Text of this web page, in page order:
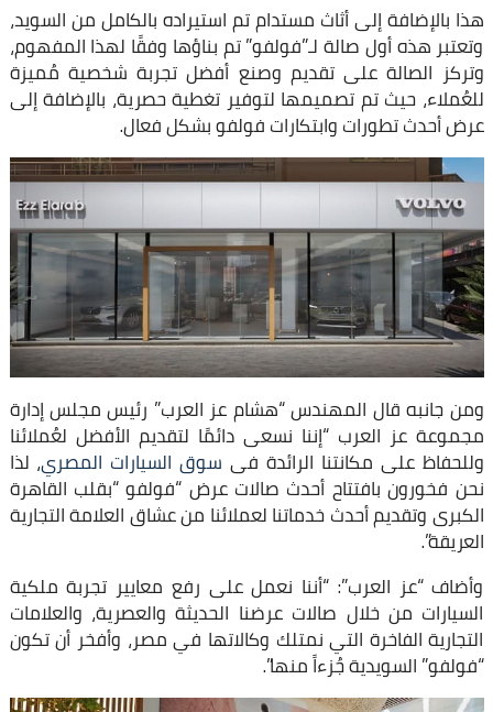
هذا بالإضافة إلى أثاث مستدام تم استيراده بالكامل من السويد،
وتعتبر هذه أول صالة لـ”فولفو” تم بناؤها وفقًا لهذا المفهوم،
وتركز الصالة على تقديم وصنع أفضل تجربة شخصية مُميزة
للعُملاء، حيث تم تصميمها لتوفير تغطية حصرية، بالإضافة إلى
عرض أحدث تطورات وابتكارات فولفو بشكل فعال.
ومن جانبه قال المهندس “هشام عز العرب” رئيس مجلس إدارة
مجموعة عز العرب “إننا نسعى دائمًا لتقديم الأفضل لعُملائنا
وللحفاظ على مكانتنا الرائدة فى سوق السيارات المصري، لذا
نحن فخورون بافتتاح أحدث صالات عرض “فولفو “بقلب القاهرة
الكبرى وتقديم أحدث خدماتنا لعملائنا من عشاق العلامة التجارية
العريقة”.
وأضاف “عز العرب”: “أننا نعمل على رفع معايير تجربة ملكية
السيارات من خلال صالات عرضنا الحديثة والعصرية، والعلامات
التجارية الفاخرة التي نمتلك وكالاتها في مصر، وأفخر أن تكون
“فولفو” السويدية جُزءاً منها”.